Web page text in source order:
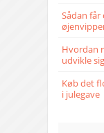
Sådan
Hvordan
udvikle sig
Køb det
i julegave